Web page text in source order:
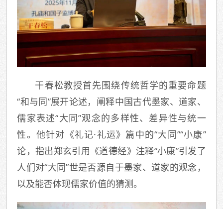
干春松教授首先围绕传统哲学的重要命题
“和与同”展开论述，阐释中国古代墨家、道家、
儒家表述“大同”观念的多样性、差异性与统一
性。他针对《礼记·礼运》篇中的“大同”“小康”
论，指出郑玄引用《道德经》注释“小康”引发了
人们对“大同”世是否源自于墨家、道家的观念，
以及能否体现儒家价值的猜测。